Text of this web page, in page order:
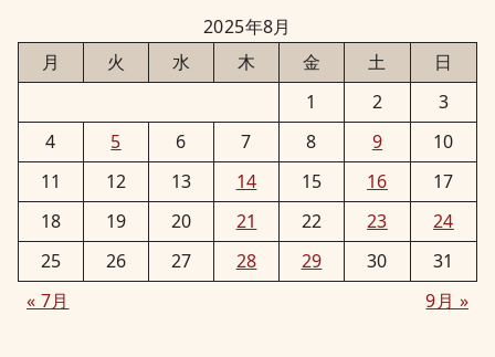
2025年8月
月
火 水 木 金 土
日
1
2
3
4
5 6 7 8 9
10
11
12 13 14 15 16
17
18
19 20 21 22 23
24
25
26 27 28 29 30
31
« 7月
9月 »